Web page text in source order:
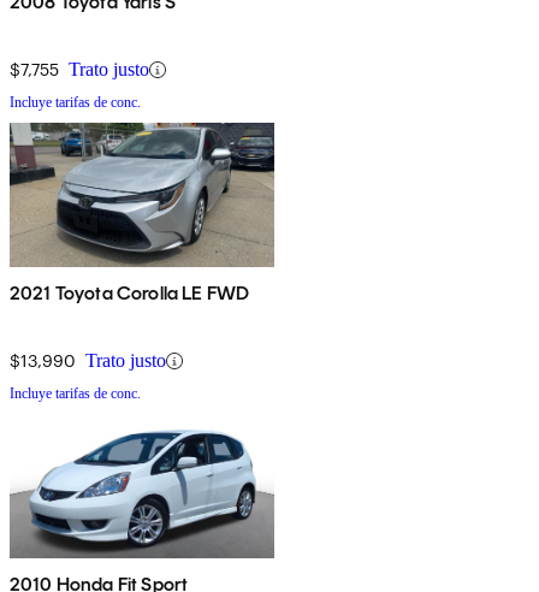
$7,755 Trato justo
Incluye tarifas de conc.
2021 Toyota Corolla LE FWD
$13,990 Trato justo
Incluye tarifas de conc.
2010 Honda Fit Sport